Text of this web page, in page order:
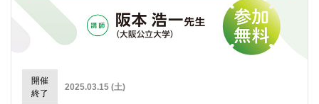
開催
終了
2025.03.15 (土)